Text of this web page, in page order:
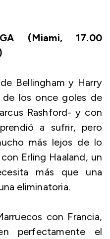
(Miami, 17.00
Bellingham y Harry
de los once goles de
Rashford- y con
a sufrir, pero
más lejos de lo
Erling Haaland, un
más que una
eliminatoria.
con Francia,
perfectamente el